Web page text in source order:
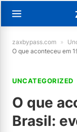
zaxbypass.com »
O que aconteceu em
UNCATEGORIZED
O que
Brasil: